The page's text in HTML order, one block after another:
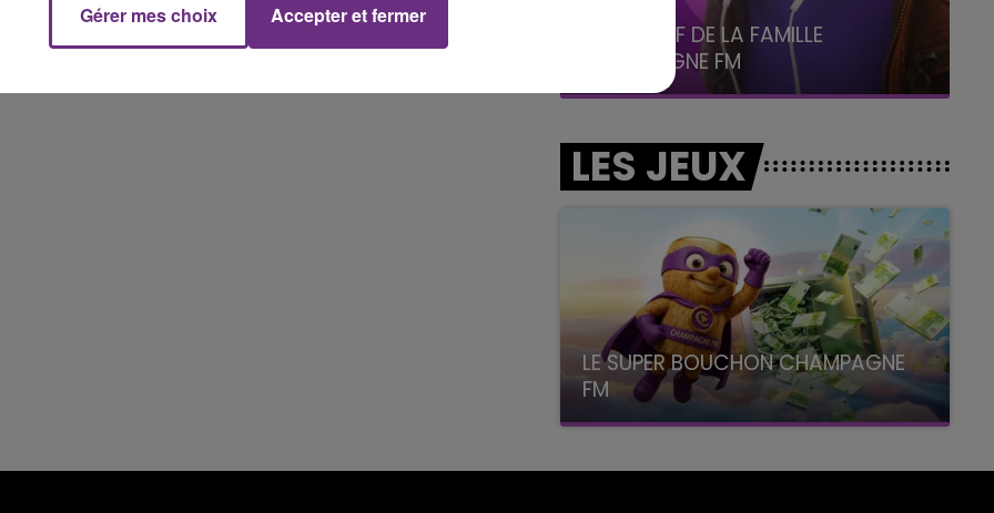
5h00 - 6h00
LE BEST OF DE LA FAMILLE
La Famille
LES JEUX
LE SUPER BOUCHON CHAMPAGNE
FM
avec La Famille Champagne FM, à 8H10
Gérer mes choix Accepter et fermer